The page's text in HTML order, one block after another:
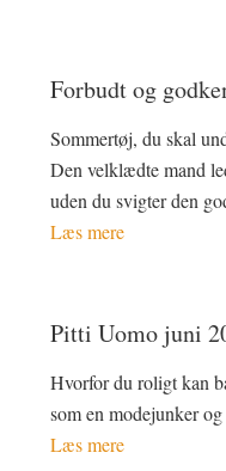
Forbudt og
Sommertøj, du skal
Den velklædte mand
uden du svigter den
Læs mere
Pitti Uomo juni
Hvorfor du roligt kan
som en modejunker
Læs mere